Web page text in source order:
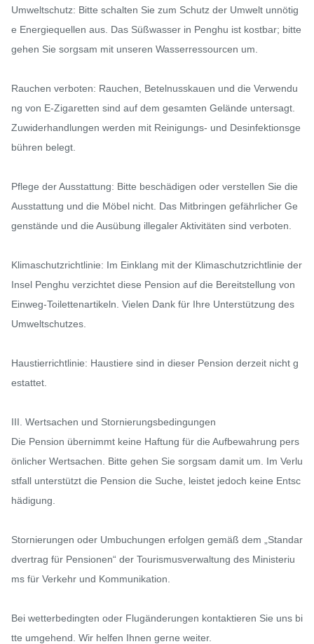
Umweltschutz: Bitte schalten Sie zum Schutz der Umwelt unnötig
e Energiequellen aus. Das Süßwasser in Penghu ist kostbar; bitte
gehen Sie sorgsam mit unseren Wasserressourcen um.
Rauchen verboten: Rauchen, Betelnusskauen und die Verwendu
ng von E-Zigaretten sind auf dem gesamten Gelände untersagt.
Zuwiderhandlungen werden mit Reinigungs- und Desinfektionsge
bühren belegt.
Pflege der Ausstattung: Bitte beschädigen oder verstellen Sie die
Ausstattung und die Möbel nicht. Das Mitbringen gefährlicher Ge
genstände und die Ausübung illegaler Aktivitäten sind verboten.
Klimaschutzrichtlinie: Im Einklang mit der Klimaschutzrichtlinie der
Insel Penghu verzichtet diese Pension auf die Bereitstellung von
Einweg-Toilettenartikeln. Vielen Dank für Ihre Unterstützung des
Umweltschutzes.
Haustierrichtlinie: Haustiere sind in dieser Pension derzeit nicht g
estattet.
III. Wertsachen und Stornierungsbedingungen
Die Pension übernimmt keine Haftung für die Aufbewahrung pers
önlicher Wertsachen. Bitte gehen Sie sorgsam damit um. Im Verlu
stfall unterstützt die Pension die Suche, leistet jedoch keine Entsc
hädigung.
Stornierungen oder Umbuchungen erfolgen gemäß dem „Standar
dvertrag für Pensionen“ der Tourismusverwaltung des Ministeriu
ms für Verkehr und Kommunikation.
Bei wetterbedingten oder Flugänderungen kontaktieren Sie uns bi
tte umgehend. Wir helfen Ihnen gerne weiter.